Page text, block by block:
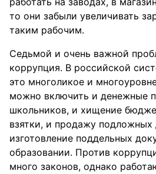
то они забыли увеличивать
таким рабочим.
Седьмой и очень важной
коррупция. В российской
это многоликое и
можно включить и денежные
школьников, и хищение
взятки, и продажу подложных
изготовление поддельных
образовании. Против
много законов, однако